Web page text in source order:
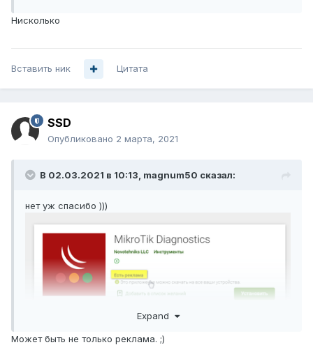
Нисколько
Вставить ник Цитата
SSD
Опубликовано 2 марта, 2021
В 02.03.2021 в 10:13, magnum50 сказал:
нет уж спасибо )))
Expand
Может быть не только реклама. ;)